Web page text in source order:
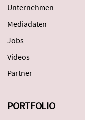
Unternehmen
Mediadaten
Jobs
Videos
Partner
PORTFOLIO